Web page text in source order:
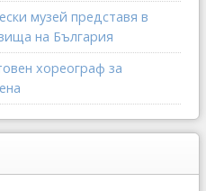
музей представя в
на България
хореограф за